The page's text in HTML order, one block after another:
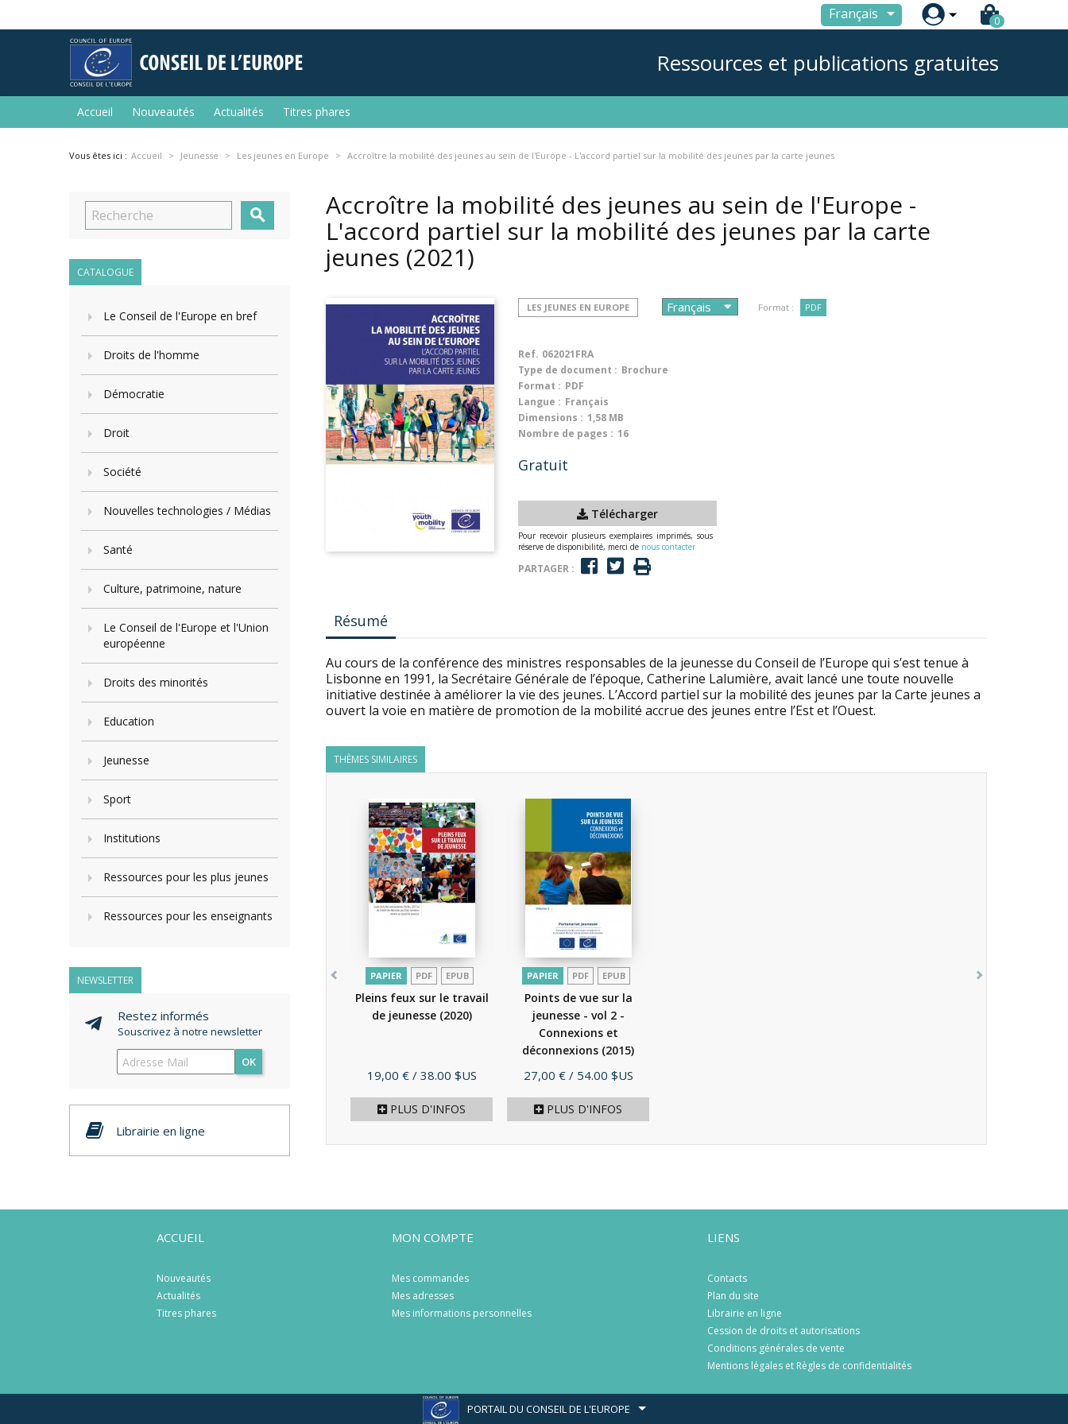
Français  0
Ressources et publications gratuites
Accueil Nouveautés Actualités Titres phares
Vous êtes ici : Accueil Jeunesse Les jeunes en Europe Accroître la mobilité des jeunes au sein de l'Europe - L'accord partiel sur la mobilité des jeunes par la carte jeunes

CATALOGUE
Le Conseil de l'Europe en bref
Droits de l'homme
Démocratie
Droit
Société
Nouvelles technologies / Médias
Santé
Culture, patrimoine, nature
Le Conseil de l'Europe et l'Union
européenne
Droits des minorités
Education
Jeunesse
Sport
Institutions
Ressources pour les plus jeunes
Ressources pour les enseignants
NEWSLETTER
Restez informés
Souscrivez à notre newsletter
OK
Librairie en ligne
Accroître la mobilité des jeunes au sein de l'Europe -
L'accord partiel sur la mobilité des jeunes par la carte
jeunes (2021)
LES JEUNES EN EUROPE Format : PDF
Ref. 062021FRA
Type de document : Brochure
Format : PDF
Langue : Français
Dimensions : 1,58 MB
Nombre de pages : 16
Gratuit
Télécharger
Pour recevoir plusieurs exemplaires imprimés, sous
réserve de disponibilité, merci de nous contacter
PARTAGER :
Résumé
Au cours de la conférence des ministres responsables de la jeunesse du Conseil de l’Europe qui s’est tenue à
Lisbonne en 1991, la Secrétaire Générale de l’époque, Catherine Lalumière, avait lancé une toute nouvelle
initiative destinée à améliorer la vie des jeunes. L’Accord partiel sur la mobilité des jeunes par la Carte jeunes a
ouvert la voie en matière de promotion de la mobilité accrue des jeunes entre l’Est et l’Ouest.
THÈMES SIMILAIRES
PAPIER PDF EPUB
Pleins feux sur le travail
de jeunesse (2020)
Prix
19,00 € / 38.00 $US
PLUS D'INFOS
PAPIER PDF EPUB
Points de vue sur la
jeunesse - vol 2 -
Connexions et
déconnexions (2015)
Prix
27,00 € / 54.00 $US
PLUS D'INFOS
ACCUEIL
Nouveautés
Actualités
Titres phares
MON COMPTE
Mes commandes
Mes adresses
Mes informations personnelles
LIENS
Contacts
Plan du site
Librairie en ligne
Cession de droits et autorisations
Conditions générales de vente
Mentions légales et Règles de confidentialités
PORTAIL DU CONSEIL DE L'EUROPE